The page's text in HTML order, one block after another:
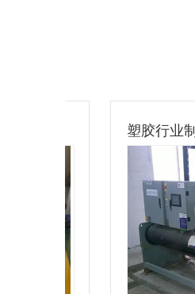
塑胶行业制冷机组